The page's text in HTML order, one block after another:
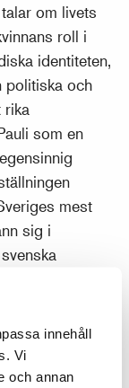
innehåll
Vi
och annan
om livets
roll i
identiteten,
politiska och
rika
som en
mest
sig i
och